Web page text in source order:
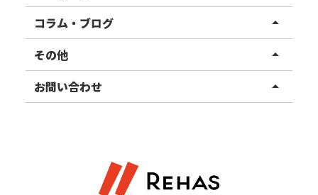
リハスファーム
関東エリア
東北エリア
甲信越エリア
コラム・ブログ arrow_drop_up
事業所ブログ
ご利用者様の声
その他 arrow_drop_up
お知らせ
お問い合わせ arrow_drop_up